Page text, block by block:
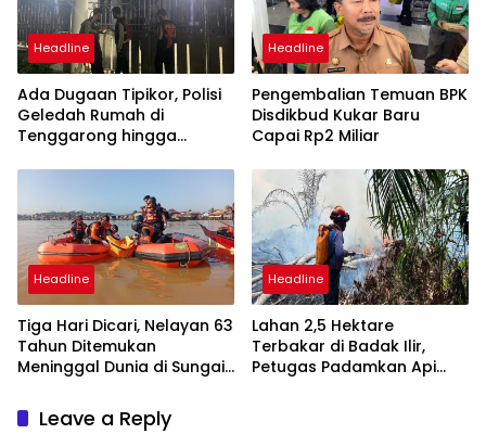
Headline
Ada Dugaan Tipikor, Polisi
Geledah Rumah di
Tenggarong hingga
Headline
Pengembalian Temuan BPK
Disdikbud Kukar Baru
Capai Rp2 Miliar
Headline
Tiga Hari Dicari, Nelayan 63
Tahun Ditemukan
Meninggal Dunia di Sungai
Headline
Lahan 2,5 Hektare
Terbakar di Badak Ilir,
Petugas Padamkan Api
Leave a Reply